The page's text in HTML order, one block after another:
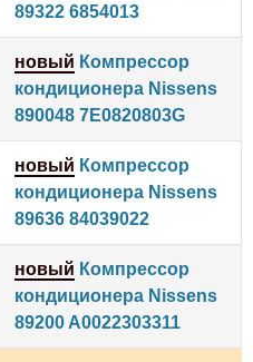
89322 6854013
новый Компрессор
кондиционера Nissens
890048 7E0820803G
новый Компрессор
кондиционера Nissens
89636 84039022
новый Компрессор
кондиционера Nissens
89200 A0022303311